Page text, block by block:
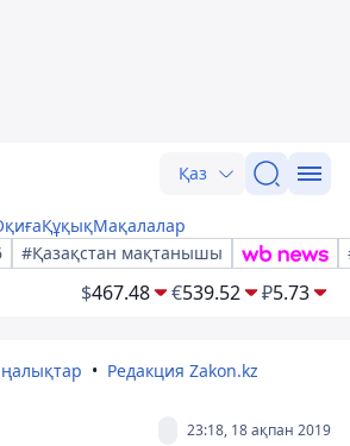
Қаз
ҚұқықМақалалар
#Қазақстан мақтанышы
$467.48 €539.52 ₽5.73
Редакция Zakon.kz
23:18, 18 ақпан 2019